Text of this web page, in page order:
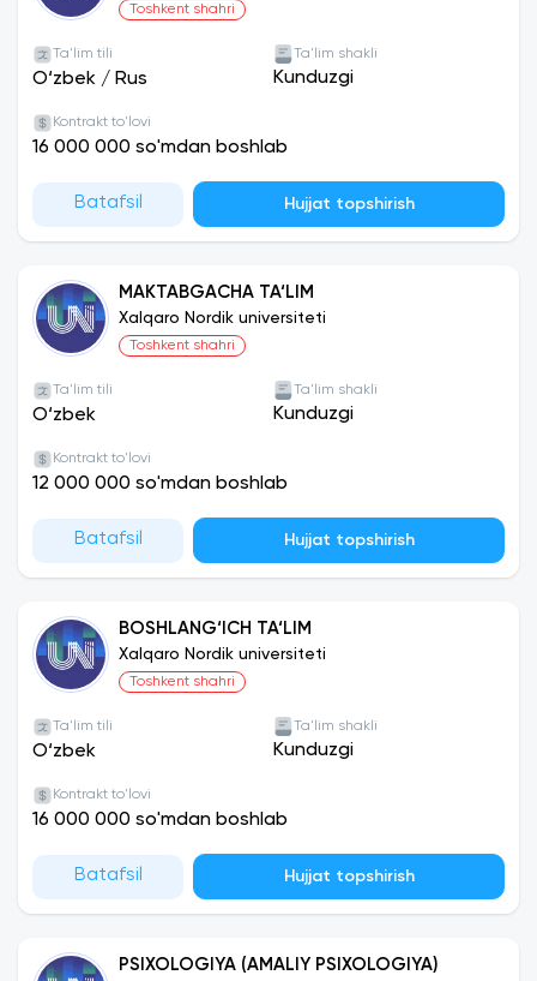
Toshkent shahri
Ta'lim tili
O‘zbek / Rus
Ta'lim shakli
Kunduzgi
Kontrakt to'lovi
16 000 000 so'mdan boshlab
Batafsil Hujjat topshirish
MAKTABGACHA TA‘LIM
Xalqaro Nordik universiteti
Toshkent shahri
Ta'lim tili
O‘zbek
Ta'lim shakli
Kunduzgi
Kontrakt to'lovi
12 000 000 so'mdan boshlab
Batafsil Hujjat topshirish
BOSHLANG‘ICH TA‘LIM
Xalqaro Nordik universiteti
Toshkent shahri
Ta'lim tili
O‘zbek
Ta'lim shakli
Kunduzgi
Kontrakt to'lovi
16 000 000 so'mdan boshlab
Batafsil Hujjat topshirish
PSIXOLOGIYA (AMALIY PSIXOLOGIYA)